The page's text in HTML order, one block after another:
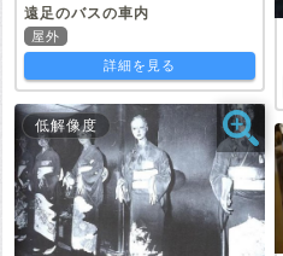
遠足のバスの車内
屋外
詳細を見る
低解像度